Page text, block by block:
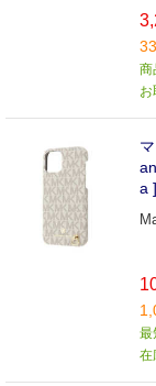
33
商
お
a
最
在